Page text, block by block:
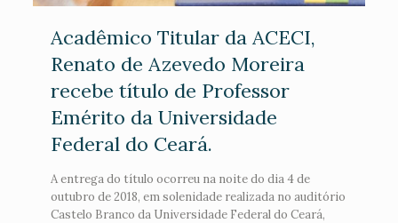
Acadêmico Titular da ACECI,
Renato de Azevedo Moreira
recebe título de Professor
Emérito da Universidade
Federal do Ceará.
A entrega do título ocorreu na noite do dia 4 de
outubro de 2018, em solenidade realizada no auditório
Castelo Branco da Universidade Federal do Ceará,